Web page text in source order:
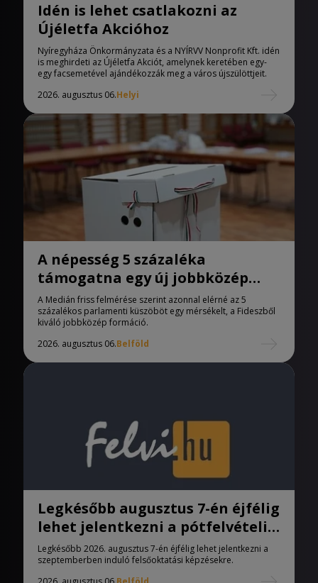
Idén is lehet csatlakozni az
Újéletfa Akcióhoz
Nyíregyháza Önkormányzata és a NYÍRVV Nonprofit Kft. idén
is meghirdeti az Újéletfa Akciót, amelynek keretében egy-
egy facsemetével ajándékozzák meg a város újszülöttjeit.
2026. augusztus 06.Helyi
A népesség 5 százaléka
támogatna egy új jobbközép
pártot
A Medián friss felmérése szerint azonnal elérné az 5
százalékos parlamenti küszöböt egy mérsékelt, a Fideszből
kiváló jobbközép formáció.
2026. augusztus 06.Belföld
Legkésőbb augusztus 7-én éjfélig
lehet jelentkezni a pótfelvételi
eljárásban
Legkésőbb 2026. augusztus 7-én éjfélig lehet jelentkezni a
szeptemberben induló felsőoktatási képzésekre.